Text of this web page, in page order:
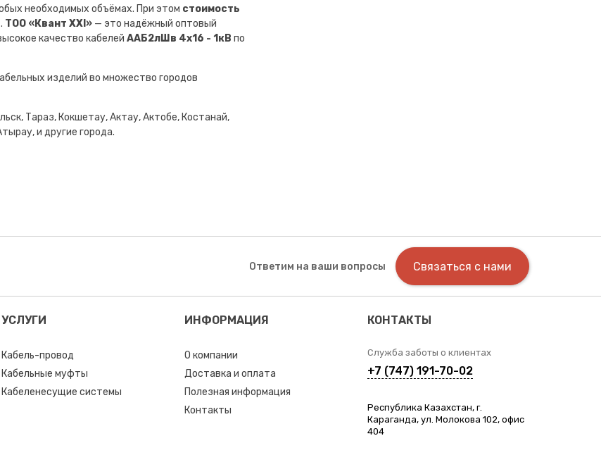
необходимых объёмах. При этом стоимость
. ТОО «Квант XXI» — это надёжный оптовый
качество кабелей ААБ2лШв 4х16 - 1кВ по
изделий во множество городов
Тараз, Кокшетау, Актау, Актобе, Костанай,
и другие города.
Ответим на ваши вопросы Связаться с нами
УСЛУГИ
Кабель-провод
Кабельные муфты
Кабеленесущие системы
ИНФОРМАЦИЯ
О компании
Доставка и оплата
Полезная информация
Контакты
КОНТАКТЫ
Служба заботы о клиентах
+7 (747) 191-70-02
Республика Казахстан, г.
Караганда, ул. Молокова 102, офис
404